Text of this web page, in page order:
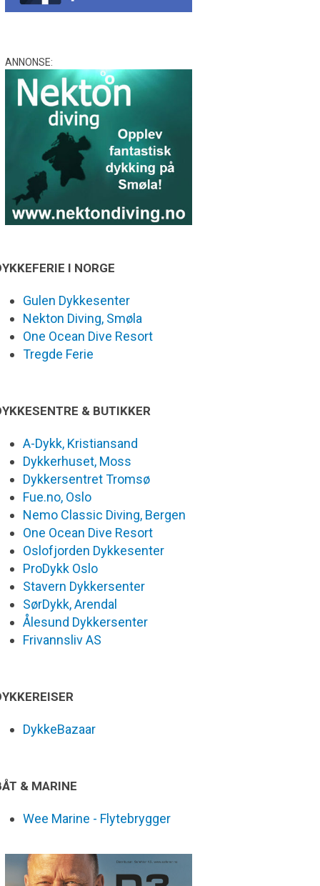
ANNONSE:
I NORGE
Gulen Dykkesenter
Nekton Diving, Smøla
One Ocean Dive Resort
Tregde Ferie
& BUTIKKER
A-Dykk, Kristiansand
Dykkerhuset, Moss
Dykkersentret Tromsø
Fue.no, Oslo
Nemo Classic Diving, Bergen
One Ocean Dive Resort
Oslofjorden Dykkesenter
ProDykk Oslo
Stavern Dykkersenter
SørDykk, Arendal
Ålesund Dykkersenter
Frivannsliv AS
DykkeBazaar
& MARINE
Wee Marine - Flytebrygger